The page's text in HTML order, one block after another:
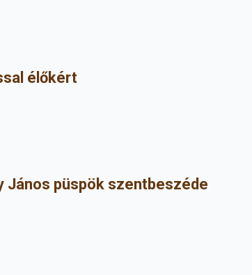
élőkért
János püspök szentbeszéde